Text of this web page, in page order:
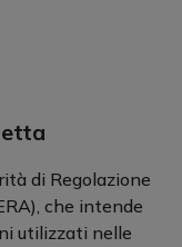
di Regolazione
che intende
utilizzati nelle